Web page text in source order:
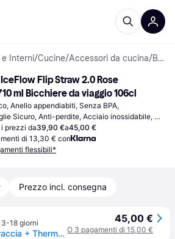
e Interni/Cucine/Accessori da cucina/ Bicchieri da viaggio
Flip Straw 2.0 Rose
ml Bicchiere da viaggio 106cl
Anello appendiabiti, Senza BPA,
Sicuro, Anti-perdite, Acciaio inossidabile,
prezzi da39,90 €a45,00 €
di 13,30 € con
flessibili*
Prezzo incl. consegna
18 giorni
Stanley 1913, Borraccia + Thermos, (0.70l)
45,00 €
O 3 pagamenti di 15,00 €